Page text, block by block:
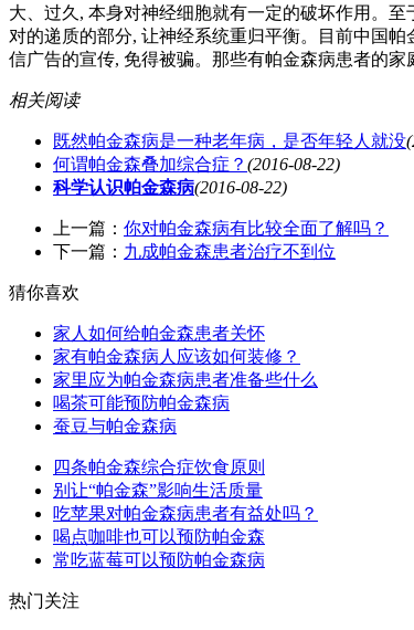
大、过久, 本身对神经细胞就有一定的破坏作用。
对的递质的部分, 让神经系统重归平衡。目前中国
信广告的宣传, 免得被骗。那些有帕金森病患者的
相关阅读
既然帕金森病是一种老年病，是否年轻人就没
何谓帕金森叠加综合症？ (2016-08-22)
科学认识帕金森病(2016-08-22)
上一篇： 你对帕金森病有比较全面了解吗？
下一篇： 九成帕金森患者治疗不到位
猜你喜欢
家人如何给帕金森患者关怀
家有帕金森病人应该如何装修？
家里应为帕金森病患者准备些什么
喝茶可能预防帕金森病
蚕豆与帕金森病
四条帕金森综合症饮食原则
别让“帕金森”影响生活质量
吃苹果对帕金森病患者有益处吗？
喝点咖啡也可以预防帕金森
常吃蓝莓可以预防帕金森病
热门关注